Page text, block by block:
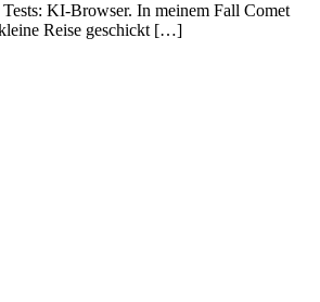
KI-Browser. In meinem Fall Comet
Reise geschickt […]